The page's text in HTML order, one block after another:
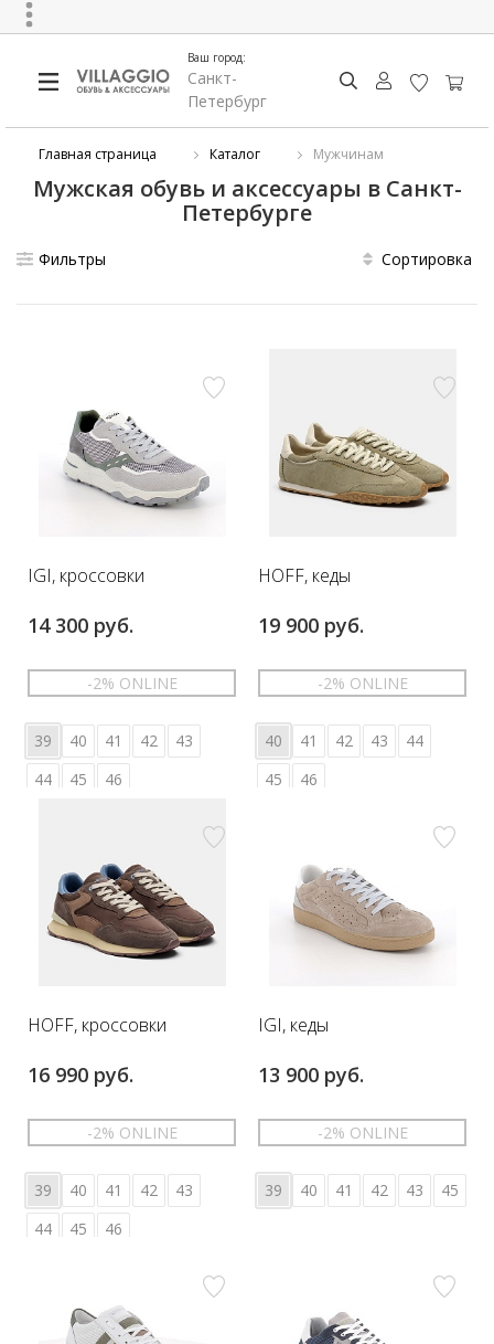
Ваш город:
Санкт-
Петербург
Главная страница Каталог Мужчинам
Мужская обувь и аксессуары в Санкт-
Петербурге
Фильтры Сортировка
IGI, кроссовки
14 300 руб.
-2% ONLINE
39 40 41 42
43
44
45 46
HOFF, кеды
19 900 руб.
-2% ONLINE
40 41 42 43
44
45
46
HOFF, кроссовки
16 990 руб.
-2% ONLINE
39 40 41 42
43
44
45 46
IGI, кеды
13 900 руб.
-2% ONLINE
39 40 41 42 43 45